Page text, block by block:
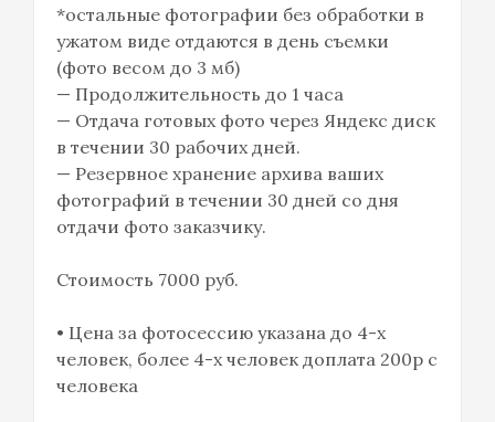
*остальные фотографии без обработки в
ужатом виде отдаются в день съемки
(фото весом до 3 мб)
— Продолжительность до 1 часа
— Отдача готовых фото через Яндекс диск
в течении 30 рабочих дней.
— Резервное хранение архива ваших
фотографий в течении 30 дней со дня
отдачи фото заказчику.
Стоимость 7000 руб.
•⁠ ⁠Цена за фотосессию указана до 4-х
человек, более 4-х человек доплата 200р с
человека